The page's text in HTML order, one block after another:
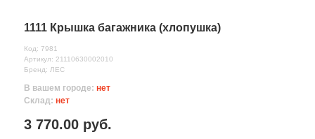
1111 Крышка багажника (хлопушка)
Код: 7981
Артикул: 21110630002010
Бренд: ЛЕС
В вашем городе: нет
Склад: нет
3 770.00 руб.